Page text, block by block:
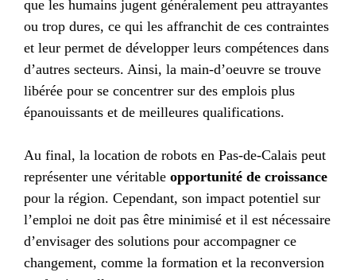
que les humains jugent généralement peu attrayantes
ou trop dures, ce qui les affranchit de ces contraintes
et leur permet de développer leurs compétences dans
d’autres secteurs. Ainsi, la main-d’oeuvre se trouve
libérée pour se concentrer sur des emplois plus
épanouissants et de meilleures qualifications.
Au final, la location de robots en Pas-de-Calais peut
représenter une véritable opportunité de croissance
pour la région. Cependant, son impact potentiel sur
l’emploi ne doit pas être minimisé et il est nécessaire
d’envisager des solutions pour accompagner ce
changement, comme la formation et la reconversion